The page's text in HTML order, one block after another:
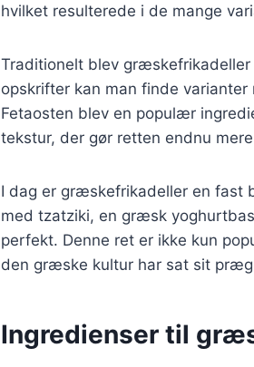
hvilket resulterede i de mange
Traditionelt blev
opskrifter kan man finde
Fetaosten blev en populær
tekstur, der gør retten endnu
I dag er græskefrikadeller en fast
med tzatziki, en græsk
perfekt. Denne ret er ikke kun
den græske kultur har sat sit
Ingredienser til